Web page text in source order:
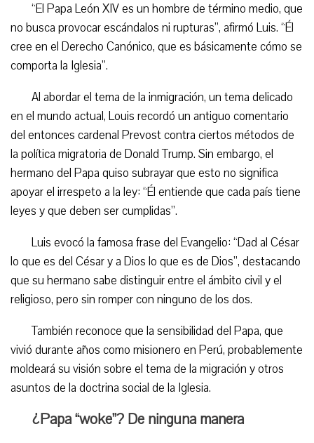
“El Papa León XIV es un hombre de término medio, que
no busca provocar escándalos ni rupturas”, afirmó Luis. “Él
cree en el Derecho Canónico, que es básicamente cómo se
comporta la Iglesia”.
Al abordar el tema de la inmigración, un tema delicado
en el mundo actual, Louis recordó un antiguo comentario
del entonces cardenal Prevost contra ciertos métodos de
la política migratoria de Donald Trump. Sin embargo, el
hermano del Papa quiso subrayar que esto no significa
apoyar el irrespeto a la ley: “Él entiende que cada país tiene
leyes y que deben ser cumplidas”.
Luis evocó la famosa frase del Evangelio: “Dad al César
lo que es del César y a Dios lo que es de Dios”, destacando
que su hermano sabe distinguir entre el ámbito civil y el
religioso, pero sin romper con ninguno de los dos.
También reconoce que la sensibilidad del Papa, que
vivió durante años como misionero en Perú, probablemente
moldeará su visión sobre el tema de la migración y otros
asuntos de la doctrina social de la Iglesia.
¿Papa “woke”? De ninguna manera